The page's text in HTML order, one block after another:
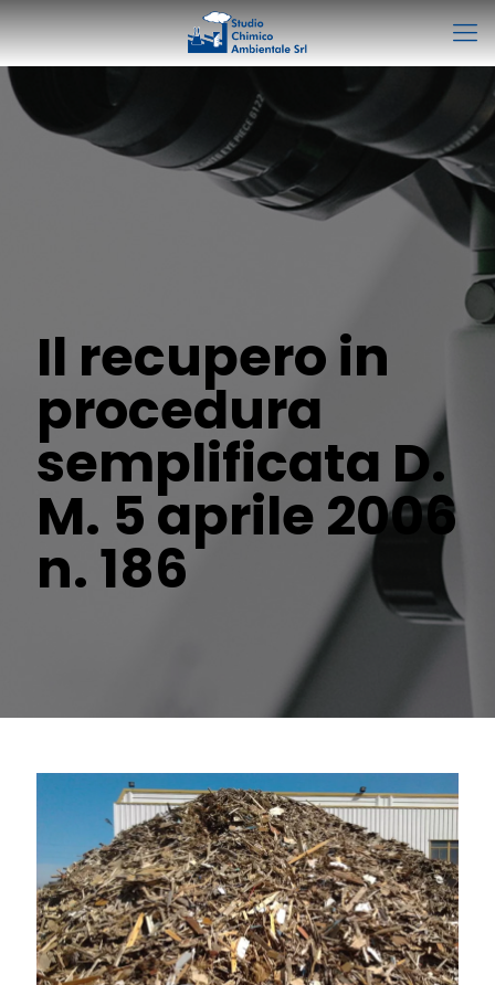
Il recupero in
procedura
semplificata D.
M. 5 aprile 2006
n. 186